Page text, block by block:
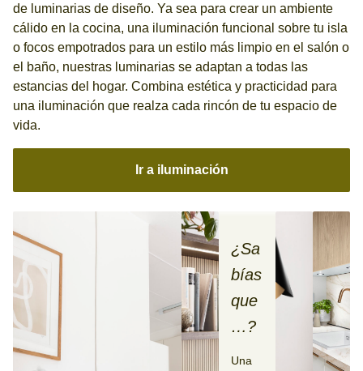
de luminarias de diseño. Ya sea para crear un ambiente
cálido en la cocina, una iluminación funcional sobre tu isla
o focos empotrados para un estilo más limpio en el salón o
el baño, nuestras luminarias se adaptan a todas las
estancias del hogar. Combina estética y practicidad para
una iluminación que realza cada rincón de tu espacio de
vida.
Ir a iluminación
¿Sa
bías
que
…?
Una